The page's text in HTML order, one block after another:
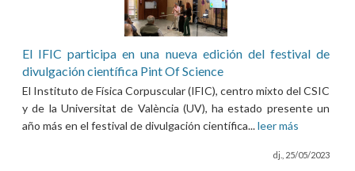
El IFIC participa en una nueva edición del festival de
divulgación científica Pint Of Science
El Instituto de Física Corpuscular (IFIC), centro mixto del CSIC
y de la Universitat de València (UV), ha estado presente un
año más en el festival de divulgación científica...leer más
dj., 25/05/2023